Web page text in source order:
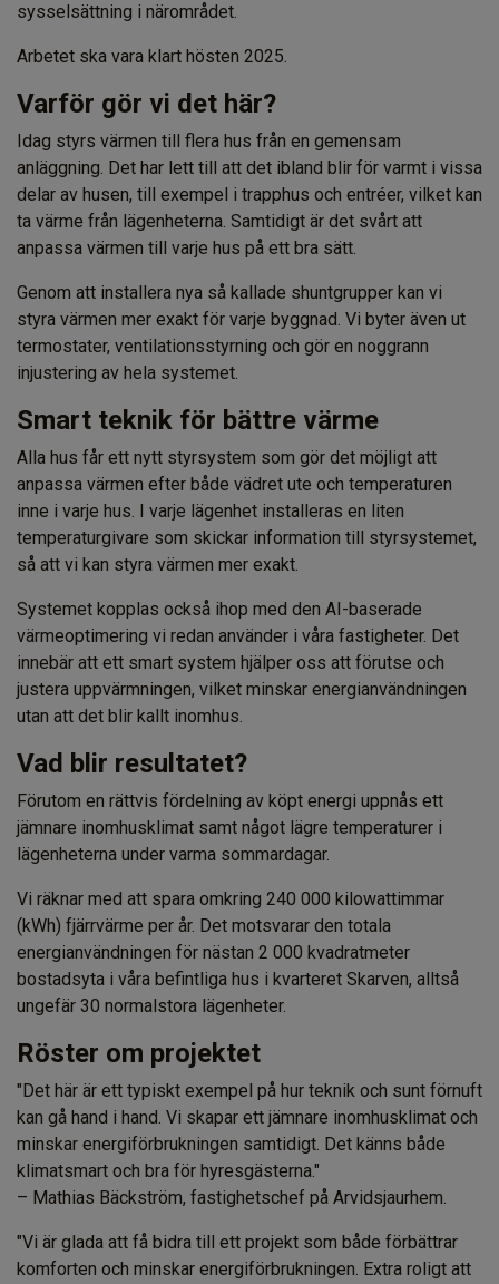
sysselsättning i närområdet.
Arbetet ska vara klart hösten 2025.
Varför gör vi det här?
Idag styrs värmen till flera hus från en gemensam
anläggning. Det har lett till att det ibland blir för varmt i vissa
delar av husen, till exempel i trapphus och entréer, vilket kan
ta värme från lägenheterna. Samtidigt är det svårt att
anpassa värmen till varje hus på ett bra sätt.
Genom att installera nya så kallade shuntgrupper kan vi
styra värmen mer exakt för varje byggnad. Vi byter även ut
termostater, ventilationsstyrning och gör en noggrann
injustering av hela systemet.
Smart teknik för bättre värme
Alla hus får ett nytt styrsystem som gör det möjligt att
anpassa värmen efter både vädret ute och temperaturen
inne i varje hus. I varje lägenhet installeras en liten
temperaturgivare som skickar information till styrsystemet,
så att vi kan styra värmen mer exakt.
Systemet kopplas också ihop med den AI-baserade
värmeoptimering vi redan använder i våra fastigheter. Det
innebär att ett smart system hjälper oss att förutse och
justera uppvärmningen, vilket minskar energianvändningen
utan att det blir kallt inomhus.
Vad blir resultatet?
Förutom en rättvis fördelning av köpt energi uppnås ett
jämnare inomhusklimat samt något lägre temperaturer i
lägenheterna under varma sommardagar.
Vi räknar med att spara omkring 240 000 kilowattimmar
(kWh) fjärrvärme per år. Det motsvarar den totala
energianvändningen för nästan 2 000 kvadratmeter
bostadsyta i våra befintliga hus i kvarteret Skarven, alltså
ungefär 30 normalstora lägenheter.
Röster om projektet
"Det här är ett typiskt exempel på hur teknik och sunt förnuft
kan gå hand i hand. Vi skapar ett jämnare inomhusklimat och
minskar energiförbrukningen samtidigt. Det känns både
klimatsmart och bra för hyresgästerna."
– Mathias Bäckström, fastighetschef på Arvidsjaurhem.
"Vi är glada att få bidra till ett projekt som både förbättrar
komforten och minskar energiförbrukningen. Extra roligt att